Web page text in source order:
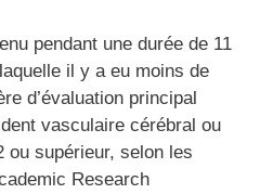
pendant une durée de 11
il y a eu moins de
d’évaluation principal
vasculaire cérébral ou
ou supérieur, selon les
Research